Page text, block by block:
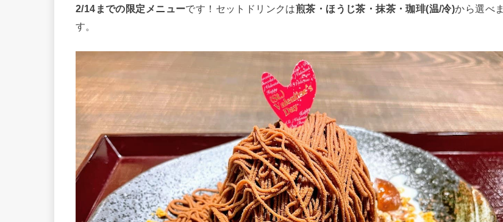
2/14までの限定メニューです！セットドリンクは煎茶・ほうじ茶・抹茶・珈琲(温/冷)から選べま
す。